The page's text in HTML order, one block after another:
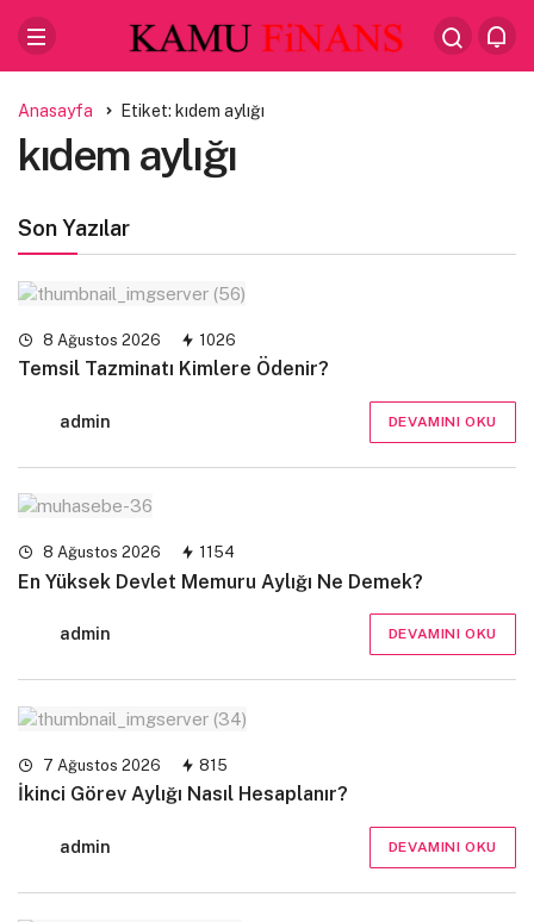
Anasayfa Etiket: kıdem aylığı
kıdem aylığı
Son Yazılar
8 Ağustos 2026 1026
Temsil Tazminatı Kimlere Ödenir?
admin DEVAMINI OKU
8 Ağustos 2026 1154
En Yüksek Devlet Memuru Aylığı Ne Demek?
admin DEVAMINI OKU
7 Ağustos 2026 815
İkinci Görev Aylığı Nasıl Hesaplanır?
admin DEVAMINI OKU